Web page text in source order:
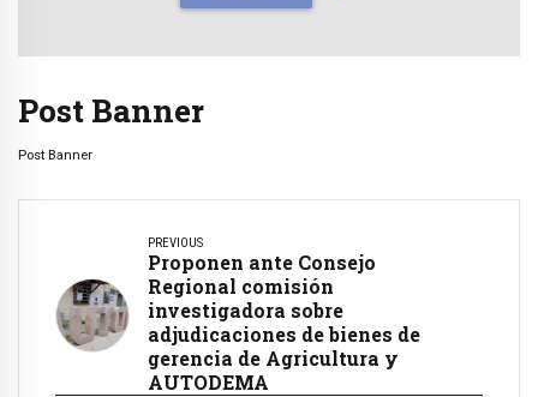
Post Banner
Post Banner
PREVIOUS
Proponen ante Consejo
Regional comisión
investigadora sobre
adjudicaciones de bienes de
gerencia de Agricultura y
AUTODEMA